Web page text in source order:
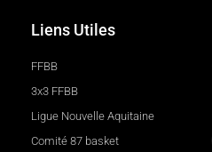
Liens Utiles
FFBB
3x3 FFBB
Ligue Nouvelle Aquitaine
Comité 87 basket